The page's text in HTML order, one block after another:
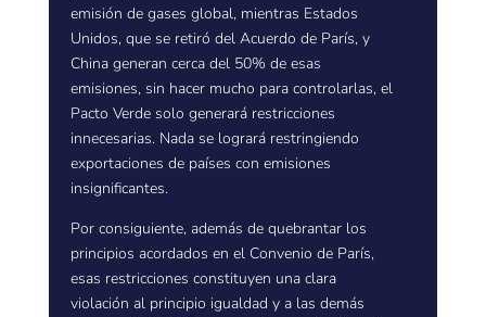
emisión de gases global, mientras Estados
Unidos, que se retiró del Acuerdo de París, y
China generan cerca del 50% de esas
emisiones, sin hacer mucho para controlarlas, el
Pacto Verde solo generará restricciones
innecesarias. Nada se logrará restringiendo
exportaciones de países con emisiones
insignificantes.
Por consiguiente, además de quebrantar los
principios acordados en el Convenio de París,
esas restricciones constituyen una clara
violación al principio igualdad y a las demás